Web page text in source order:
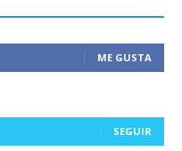
ME GUSTA
SEGUIR